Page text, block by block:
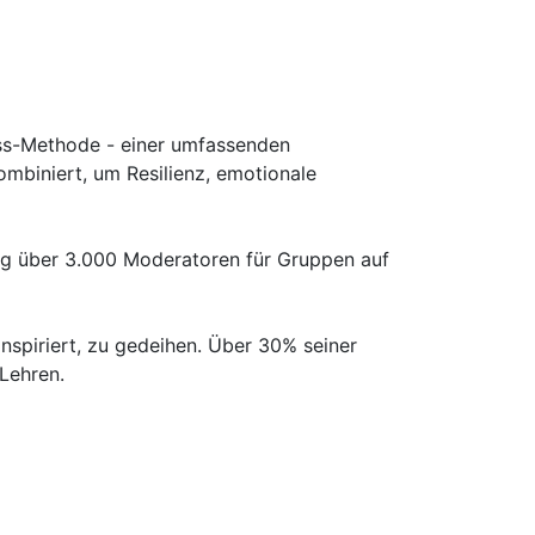
Methode - einer umfassenden
um Resilienz, emotionale
über 3.000 Moderatoren für Gruppen auf
zu gedeihen. Über 30% seiner